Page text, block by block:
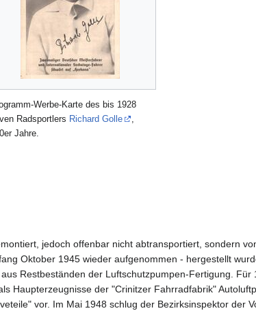
Werbe-Karte des bis 1928
Radsportlers Richard Golle
,
Jahre.
jedoch offenbar nicht abtransportiert, sondern
Oktober 1945 wieder aufgenommen - hergestellt
Restbeständen der Luftschutzpumpen-Fertigung. Für
Haupterzeugnisse der "Crinitzer Fahrradfabrik"
vor. Im Mai 1948 schlug der Bezirksinspektor der